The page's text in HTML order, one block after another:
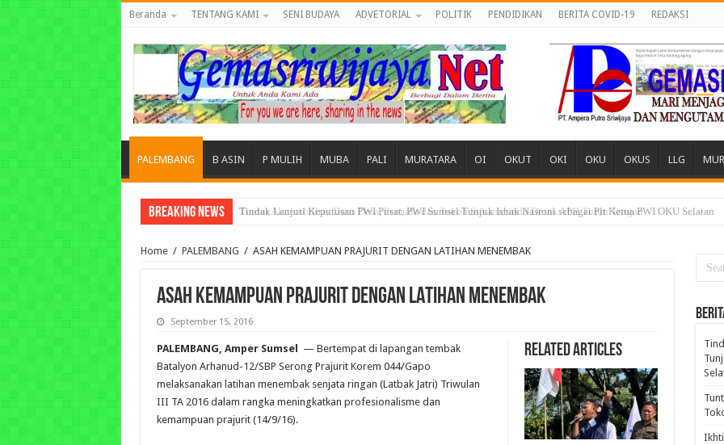
Beranda TENTANG KAMI SENI BUDAYA ADVETORIAL POLITIK PENDIDIKAN BERITA COVID-19 REDAKSI
PALEMBANG B ASIN P MULIH MUBA PALI MURATARA OI OKUT OKI OKU OKUS LLG
Breaking News Tuntut Akuntabilitas Dana Desa, Pemuda dan Tokoh Sukamerindu Desak APH Turun Tangan
Home / PALEMBANG / ASAH KEMAMPUAN PRAJURIT DENGAN LATIHAN MENEMBAK
ASAH KEMAMPUAN PRAJURIT DENGAN LATIHAN MENEMBAK
September 15, 2016
Related Articles
PALEMBANG, Amper Sumsel
— Bertempat di lapangan tembak
Batalyon Arhanud-12/SBP Serong Prajurit Korem 044/Gapo
melaksanakan latihan menembak senjata ringan (Latbak Jatri) Triwulan
III TA 2016 dalam rangka meningkatkan profesionalisme dan
kemampuan prajurit (14/9/16).